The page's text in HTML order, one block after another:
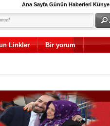
Ana Sayfa Günün Haberleri Künye
Linkler Bir yorum